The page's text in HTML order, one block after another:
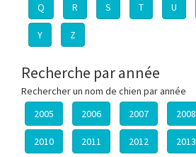
Q R S T U
Y Z
Recherche par année
Rechercher un nom de chien par année
2005
2006 2007 2008
2010 2011 2012 2013